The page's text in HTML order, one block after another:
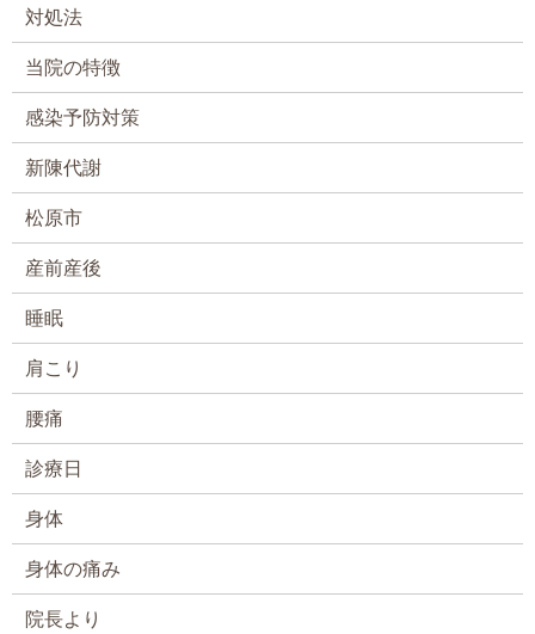
対処法
当院の特徴
感染予防対策
新陳代謝
松原市
産前産後
睡眠
肩こり
腰痛
診療日
身体
身体の痛み
院長より